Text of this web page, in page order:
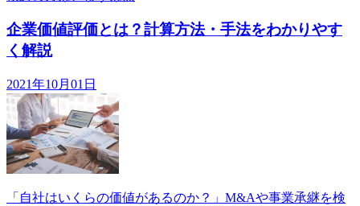
企業価値評価とは？計算方法・手法をわかりやす
く解説
2021年10月01日
「自社はいくらの価値があるのか？」M&Aや事業承継を検